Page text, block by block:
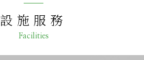
設施服務
Facilities